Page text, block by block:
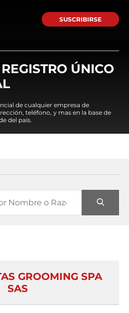
SUSCRIBIRSE
ÚNICO
de cualquier empresa de
teléfono, y mas en la base de
del país.
GROOMING SPA
SAS